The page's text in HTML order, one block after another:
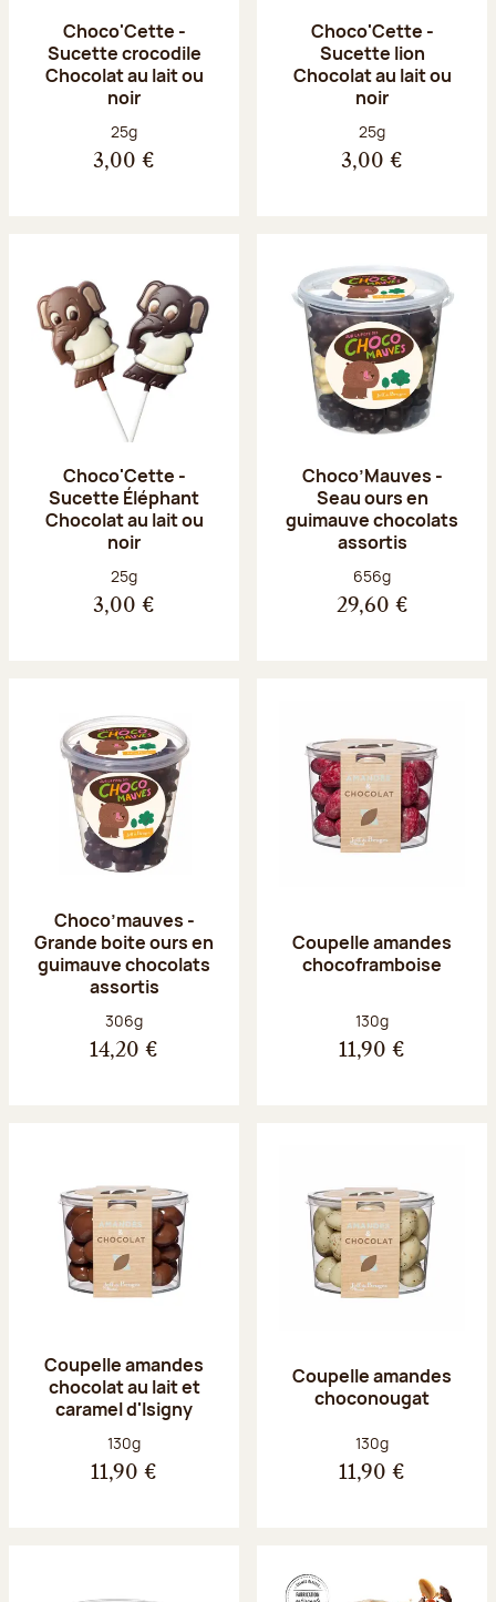
Choco'Cette -
Sucette crocodile
Chocolat au lait ou
noir
Poids net :
25g
3,00 €
Choco'Cette -
Sucette lion
Chocolat au lait ou
noir
Poids net :
25g
3,00 €
Choco'Cette -
Sucette Éléphant
Chocolat au lait ou
noir
Poids net :
25g
3,00 €
Choco’Mauves -
Seau ours en
guimauve chocolats
assortis
Poids net :
656g
29,60 €
Choco’mauves -
Grande boite ours en
guimauve chocolats
assortis
Poids net :
306g
14,20 €
Coupelle amandes
chocoframboise
Poids net :
130g
11,90 €
Coupelle amandes
chocolat au lait et
caramel d'Isigny
Poids net :
130g
11,90 €
Coupelle amandes
choconougat
Poids net :
130g
11,90 €